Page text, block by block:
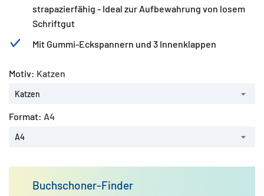
strapazierfähig - Ideal zur Aufbewahrung von losem
Schriftgut
Mit Gummi-Eckspannern und 3 Innenklappen
Motiv: Katzen
Katzen
Format: A4
A4
Buchschoner-Finder